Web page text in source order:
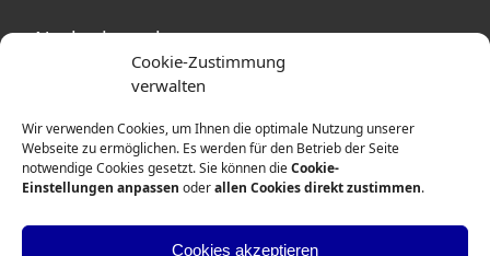
Cookie-Zustimmung
verwalten
Wir verwenden Cookies, um Ihnen die optimale Nutzung unserer
Webseite zu ermöglichen. Es werden für den Betrieb der Seite
notwendige Cookies gesetzt. Sie können dieCookie-
Einstellungen anpassen oderallen Cookies direkt zustimmen.
Cookies akzeptieren
Nachmittagsbetreuung
In unmittelbarer Nähe zur Theodor-Heuss-
Schule befinden sich mehrere
Betreuungsangebote. Ausführliche
Informationen erhalten Sie von den
Betreuerinnen und Betreuern der
entsprechenden Einrichtungen.